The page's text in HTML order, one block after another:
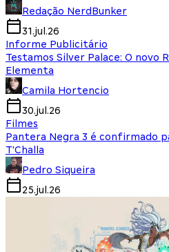
Redação NerdBunker
31.jul.26
Informe Publicitário
Testamos Silver Palace: O novo
Elementa
Camila Hortencio
30.jul.26
Filmes
Pantera Negra 3 é confirmado
T'Challa
Pedro Siqueira
25.jul.26